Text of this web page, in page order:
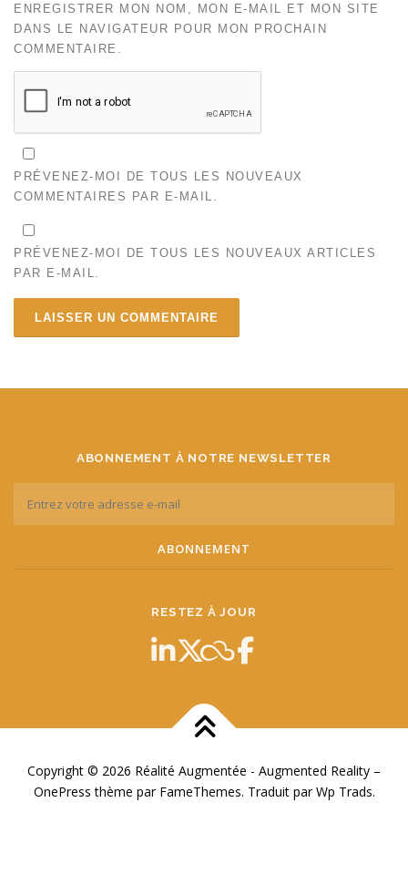
ENREGISTRER MON NOM, MON E-MAIL ET MON SITE
DANS LE NAVIGATEUR POUR MON PROCHAIN
COMMENTAIRE.
PRÉVENEZ-MOI DE TOUS LES NOUVEAUX
COMMENTAIRES PAR E-MAIL.
PRÉVENEZ-MOI DE TOUS LES NOUVEAUX ARTICLES
PAR E-MAIL.
ABONNEMENT À NOTRE NEWSLETTER
RESTEZ À JOUR
Copyright © 2026 Réalité Augmentée - Augmented Reality –
OnePress thème par FameThemes. Traduit par Wp Trads.